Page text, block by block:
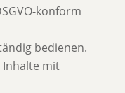
konform
bedienen.
Inhalte mit